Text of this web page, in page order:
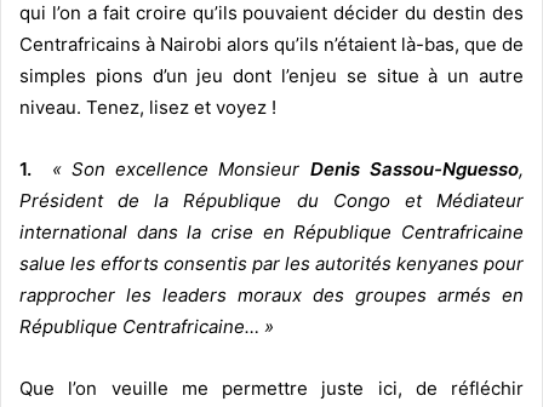
qui l’on a fait croire qu’ils pouvaient décider du destin des
Centrafricains à Nairobi alors qu’ils n’étaient là-bas, que de
simples pions d’un jeu dont l’enjeu se situe à un autre
niveau. Tenez, lisez et voyez !
1. « Son excellence Monsieur Denis Sassou-Nguesso,
Président de la République du Congo et Médiateur
international dans la crise en République Centrafricaine
salue les efforts consentis par les autorités kenyanes pour
rapprocher les leaders moraux des groupes armés en
République Centrafricaine… »
Que l’on veuille me permettre juste ici, de réfléchir